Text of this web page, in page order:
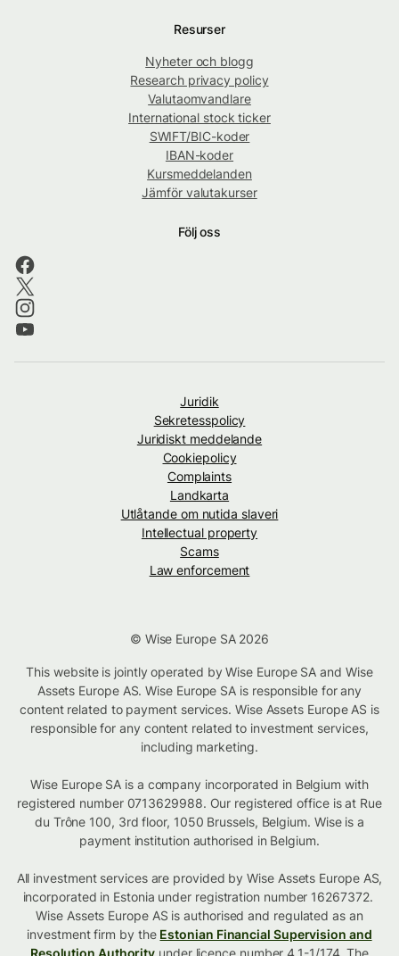
Resurser
Nyheter och blogg
Research privacy policy
Valutaomvandlare
International stock ticker
SWIFT/BIC-koder
IBAN-koder
Kursmeddelanden
Jämför valutakurser
Följ oss
Juridik
Sekretesspolicy
Juridiskt meddelande
Cookiepolicy
Complaints
Landkarta
Utlåtande om nutida slaveri
Intellectual property
Scams
Law enforcement
© Wise Europe SA 2026
This website is jointly operated by Wise Europe SA and Wise
Assets Europe AS. Wise Europe SA is responsible for any
content related to payment services. Wise Assets Europe AS is
responsible for any content related to investment services,
including marketing.
Wise Europe SA is a company incorporated in Belgium with
registered number 0713629988. Our registered office is at Rue
du Trône 100, 3rd floor, 1050 Brussels, Belgium. Wise is a
payment institution authorised in Belgium.
All investment services are provided by Wise Assets Europe AS,
incorporated in Estonia under registration number 16267372.
Wise Assets Europe AS is authorised and regulated as an
investment firm by the Estonian Financial Supervision and
Resolution Authority under licence number 4.1-1/174. The